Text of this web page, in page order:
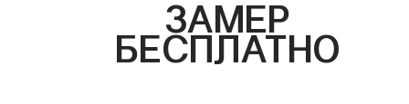
ЗАМЕР
БЕСПЛАТНО